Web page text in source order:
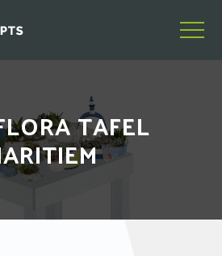
TAFEL